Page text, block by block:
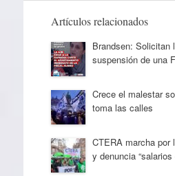
Artículos relacionados
Brandsen: Solicitan
suspensión de una
Crece el malestar
toma las calles
CTERA marcha por
y denuncia “salarios